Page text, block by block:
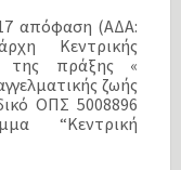
απόφαση (ΑΔΑ:
Κεντρικής
της πράξης «
ζωής
ΟΠΣ 5008896
“Κεντρική